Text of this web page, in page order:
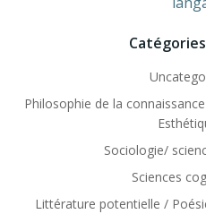
Philosophie de la
Sociologie/
Sciences
Littérature potentielle /